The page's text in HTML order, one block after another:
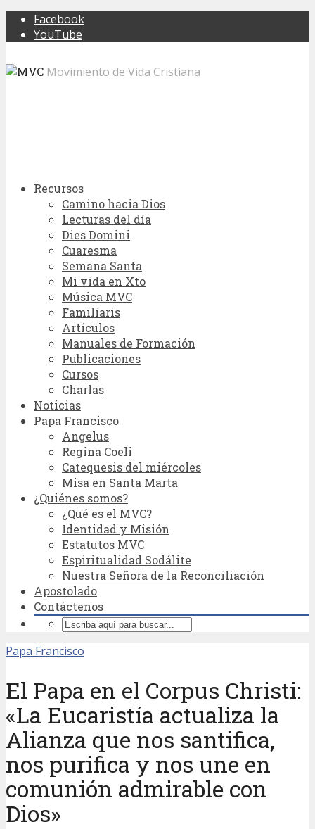
Facebook
YouTube
Movimiento de Vida Cristiana
Recursos
Camino hacia Dios
Lecturas del día
Dies Domini
Cuaresma
Semana Santa
Mi vida en Xto
Música MVC
Familiaris
Artículos
Manuales de Formación
Publicaciones
Cursos
Charlas
Noticias
Papa Francisco
Angelus
Regina Coeli
Catequesis del miércoles
Misa en Santa Marta
¿Quiénes somos?
¿Qué es el MVC?
Identidad y Misión
Estatutos MVC
Espiritualidad Sodálite
Nuestra Señora de la Reconciliación
Apostolado
Contáctenos
Papa Francisco
El Papa en el Corpus Christi:
«La Eucaristía actualiza la
Alianza que nos santifica,
nos purifica y nos une en
comunión admirable con
Dios»